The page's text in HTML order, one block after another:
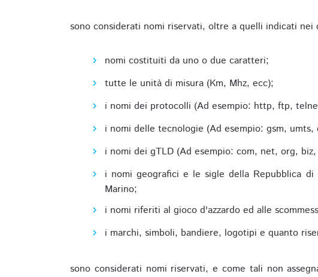
sono considerati nomi riservati, oltre a quelli indicati
nomi costituiti da uno o due caratteri;
tutte le unità di misura (Km, Mhz, ecc);
i nomi dei protocolli (Ad esempio: http, ftp,
i nomi delle tecnologie (Ad esempio: gsm, umts,
i nomi dei gTLD (Ad esempio: com, net, org,
i nomi geografici e le sigle della Repubblica
Marino;
i nomi riferiti al gioco d'azzardo ed alle
i marchi, simboli, bandiere, logotipi e quanto
sono considerati nomi riservati, e come tali non